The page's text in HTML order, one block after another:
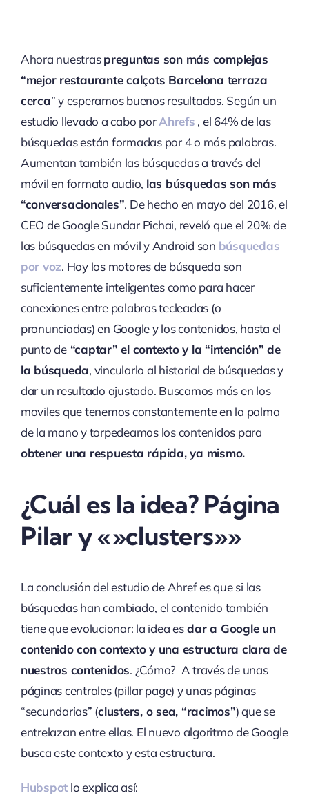
Ahora nuestraspreguntas son más complejas
“mejor restaurante calçots Barcelona terraza
cerca” y esperamos buenos resultados. Según un
estudio llevado a cabo porAhrefs , el 64% de las
búsquedas están formadas por 4 o más palabras.
Aumentan también las búsquedas a través del
móvil en formato audio, las búsquedas son más
“conversacionales”. De hecho en mayo del 2016, el
CEO de Google Sundar Pichai, reveló que el 20% de
las búsquedas en móvil y Android son búsquedas
por voz. Hoy los motores de búsqueda son
suficientemente inteligentes como para hacer
conexiones entre palabras tecleadas (o
pronunciadas) en Google y los contenidos, hasta el
punto de“captar” el contexto y la “intención” de
la búsqueda, vincularlo al historial de búsquedas y
dar un resultado ajustado. Buscamos más en los
moviles que tenemos constantemente en la palma
de la mano y torpedeamos los contenidos para
obtener una respuesta rápida, ya mismo.
¿Cuál es la idea? Página
Pilar y «»clusters»»
La conclusión del estudio de Ahref es que si las
búsquedas han cambiado, el contenido también
tiene que evolucionar: la idea esdar a Google un
contenido con contexto y una estructura clara de
nuestros contenidos. ¿Cómo? A través de unas
páginas centrales (pillar page) y unas páginas
“secundarias” (clusters, o sea, “racimos”) que se
entrelazan entre ellas. El nuevo algoritmo de Google
busca este contexto y esta estructura.
Hubspot lo explica así: